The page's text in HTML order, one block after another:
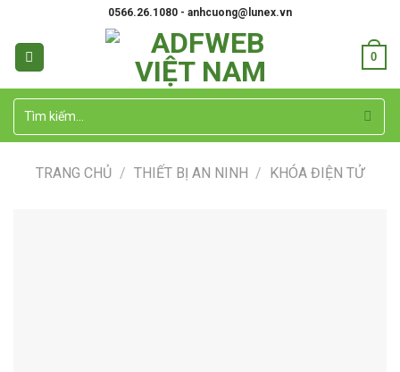
content
0566.26.1080 - anhcuong@lunex.vn
0
Tìm
TRANG CHỦ / THIẾT BỊ AN NINH / KHÓA ĐIỆN TỬ